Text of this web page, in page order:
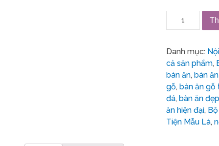
Danh mục:
cả sản phẩm,
bàn ăn, bàn
gỗ, bàn ăn gỗ
đá, bàn ăn đẹp
ăn hiện đại,
Tiện Mẫu Lá,